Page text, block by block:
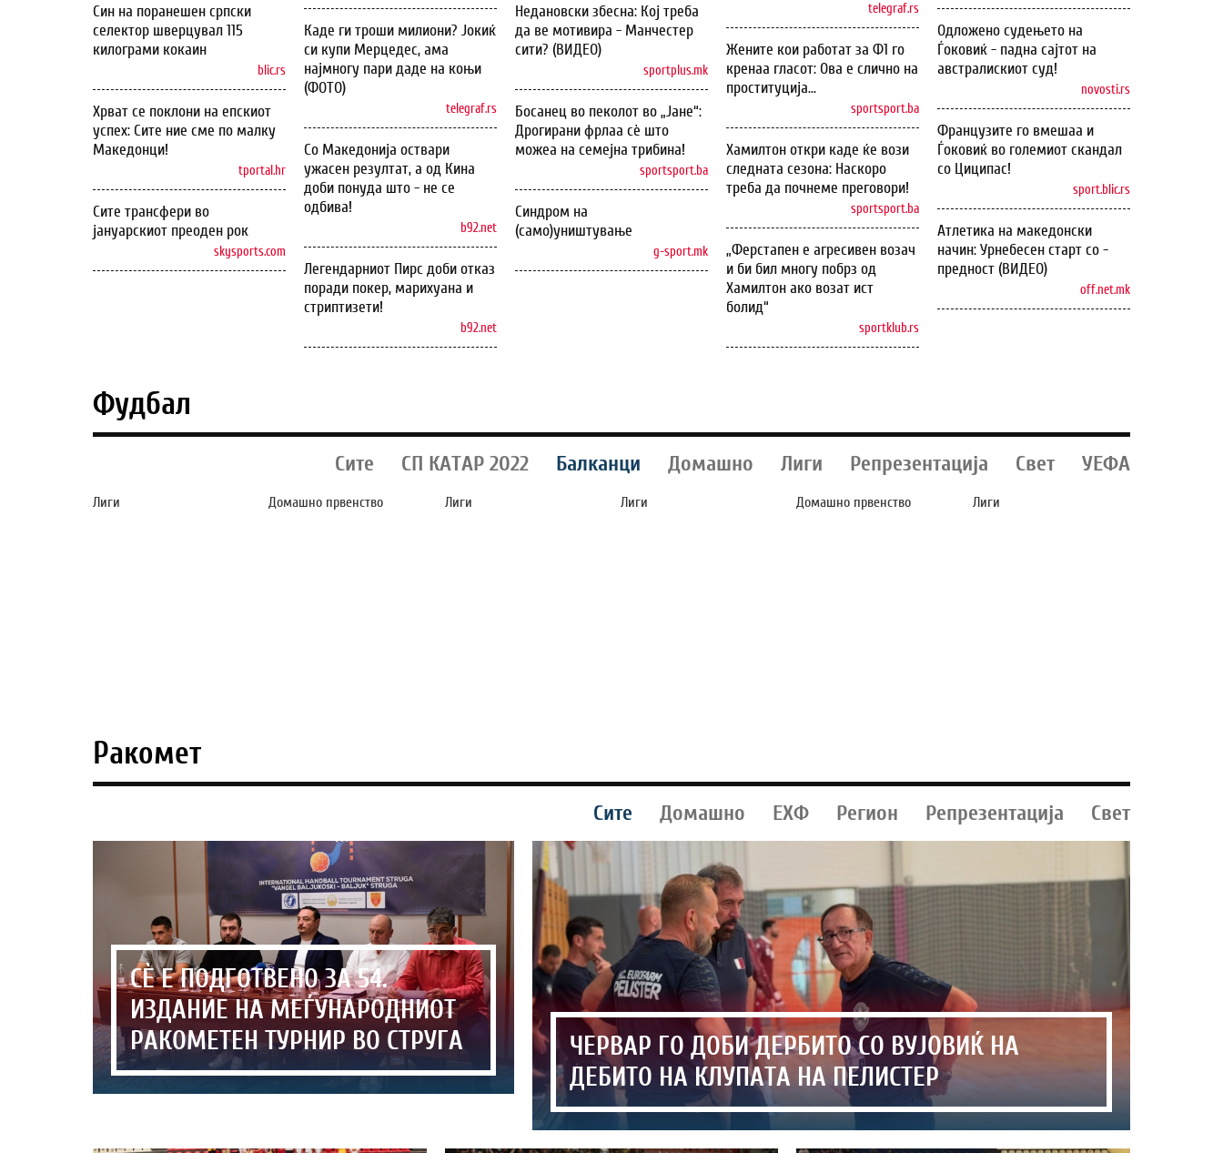
Син на поранешен српски
селектор шверцувал 115
килограми кокаин
blic.rs
Хрват се поклони на епскиот
успех: Сите ние сме по малку
Македонци!
tportal.hr
Сите трансфери во
јануарскиот преоден рок
skysports.com
Каде ги троши милиони? Јокиќ
си купи Мерцедес, ама
најмногу пари даде на коњи
(ФОТО)
telegraf.rs
Со Македонија оствари
ужасен резултат, а од Кина
доби понуда што - не се
одбива!
b92.net
Легендарниот Пирс доби отказ
поради покер, марихуана и
стриптизети!
b92.net
Недановски збесна: Кој треба
да ве мотивира - Манчестер
сити? (ВИДЕО)
sportplus.mk
Босанец во пеколот во „Јане“:
Дрогирани фрлаа сѐ што
можеа на семејна трибина!
sportsport.ba
Синдром на
(само)уништување
g-sport.mk
telegraf.rs
Жените кои работат за Ф1 го
кренаа гласот: Ова е слично на
проституција...
sportsport.ba
Хамилтон откри каде ќе вози
следната сезона: Наскоро
треба да почнеме преговори!
sportsport.ba
„Ферстапен е агресивен возач
и би бил многу побрз од
Хамилтон ако возат ист
болид“
sportklub.rs
Одложено судењето на
Ѓоковиќ - падна сајтот на
австралискиот суд!
novosti.rs
Французите го вмешаа и
Ѓоковиќ во големиот скандал
со Циципас!
sport.blic.rs
Атлетика на македонски
начин: Урнебесен старт со -
предност (ВИДЕО)
off.net.mk
Фудбал
Сите СП КАТАР 2022 Балканци Домашно Лиги Репрезентација Свет УЕФА
Лиги Домашно првенство Лиги Лиги Домашно првенство Лиги
Ракомет
Сите Домашно ЕХФ Регион Репрезентација Свет
СЀ Е ПОДГОТВЕНО ЗА 54.
ИЗДАНИЕ НА МЕЃУНАРОДНИОТ
РАКОМЕТЕН ТУРНИР ВО СТРУГА
ЧЕРВАР ГО ДОБИ ДЕРБИТО СО ВУЈОВИЌ НА
ДЕБИТО НА КЛУПАТА НА ПЕЛИСТЕР